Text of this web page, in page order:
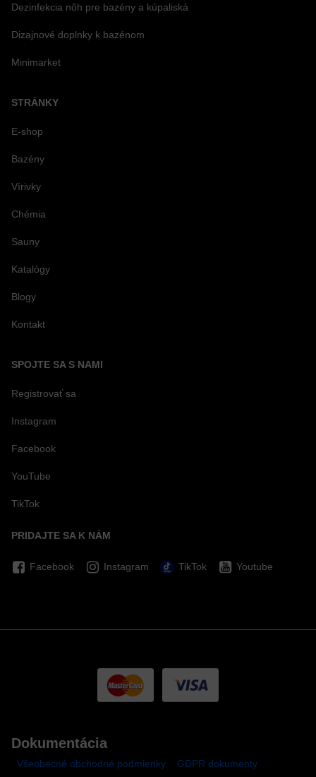
Dezinfekcia nôh pre bazény a kúpaliská
Dizajnové doplnky k bazénom
Minimarket
STRÁNKY
E-shop
Bazény
Vírivky
Chémia
Sauny
Katalógy
Blogy
Kontakt
SPOJTE SA S NAMI
Registrovať sa
Instagram
Facebook
YouTube
TikTok
PRIDAJTE SA K NÁM
Facebook Instagram TikTok Youtube
Dokumentácia
Všeobecné obchodné podmienky GDPR dokumenty